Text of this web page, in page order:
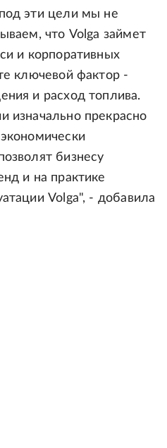
эти цели мы не
что Volga займет
и корпоративных
ключевой фактор -
и расход топлива.
изначально прекрасно
бизнесу
и на практике
Volga", - добавила